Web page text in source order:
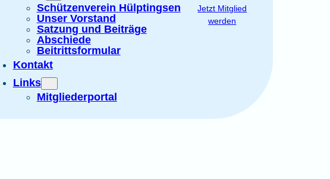
Schützenverein Hülptingsen
Unser Vorstand
Satzung und Beiträge
Abschiede
Beitrittsformular
Kontakt
Links
Mitgliederportal
Jetzt Mitglied
werden